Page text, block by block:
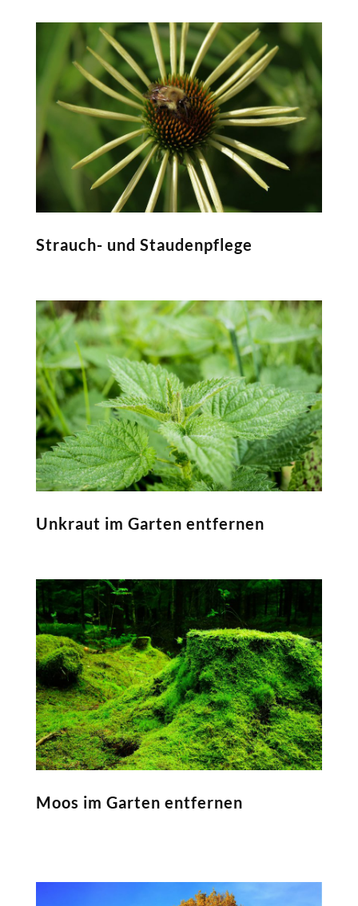
Strauch- und Staudenpflege
Unkraut im Garten entfernen
Moos im Garten entfernen